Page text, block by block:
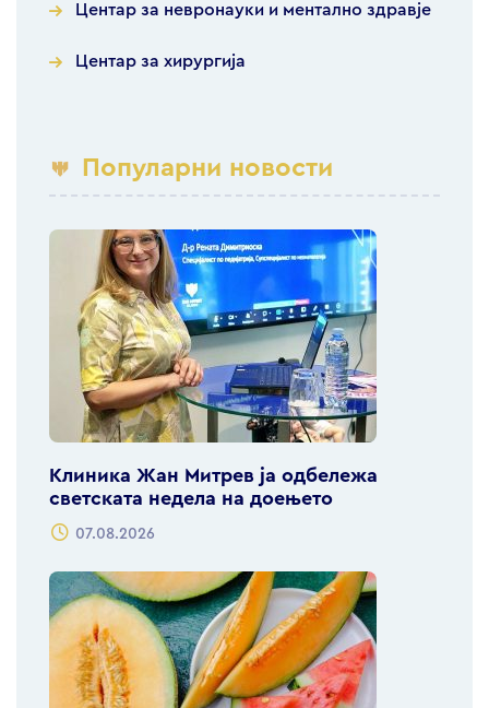
Центар за невронауки и ментално здравје
Центар за хирургија
Популарни новости
Клиника Жан Митрев ја одбележа
светската недела на доењето
07.08.2026